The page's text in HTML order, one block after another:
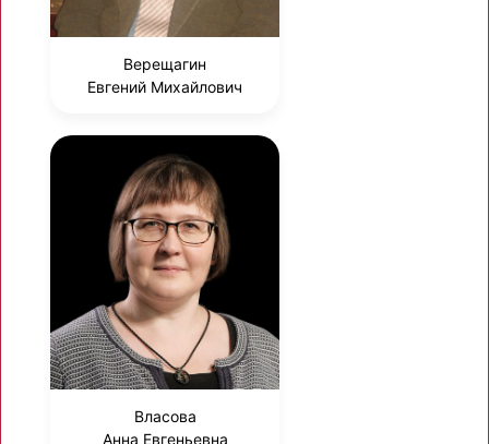
Верещагин
Евгений Михайлович
Власова
Анна Евгеньевна